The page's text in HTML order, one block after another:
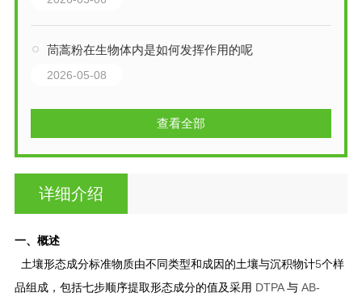
茼蒿粉在生物体内是如何发挥作用的呢
2026-05-08
查看全部
详细介绍
一、概述
土壤形态成分标准物质由不同类型和成因的土壤与沉积物计5个样
品组成，包括七步顺序提取形态成分的值及采用 DTPA 与 AB-